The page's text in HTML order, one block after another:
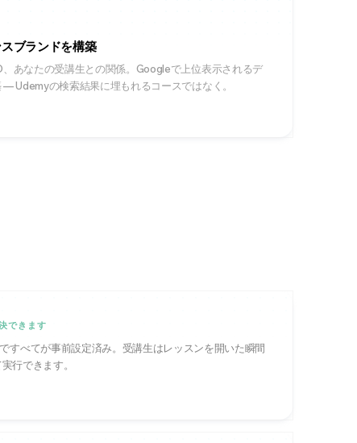
ブランドを構築
あなたの受講生との関係。Googleで上位表示されるデ
Udemyの検索結果に埋もれるコースではなく。
できます
すべてが事前設定済み。受講生はレッスンを開いた瞬間
行できます。